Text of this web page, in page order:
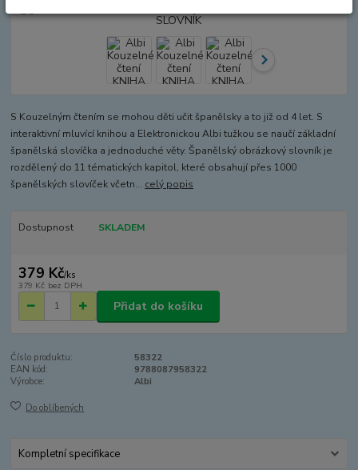
S Kouzelným čtením se mohou děti učit španělsky a to již od 4 let. S
interaktivní mluvící knihou a Elektronickou Albi tužkou se naučí základní
španělská slovíčka a jednoduché věty. Španělský obrázkový slovník je
rozdělený do 11 tématických kapitol, které obsahují přes 1000
španělských slovíček včetn... celý popis
Dostupnost SKLADEM
379 Kč/ks
379 Kč bez DPH
Přidat do košíku
Číslo produktu:
58322
EAN kód:
9788087958322
Výrobce:
Albi
Do oblíbených
Kompletní specifikace